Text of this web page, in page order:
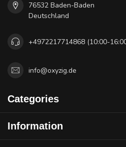
76532 Baden-Baden
Deutschland
+4972217714868 (10:00-
info@oxyzig.de
Categories
Information